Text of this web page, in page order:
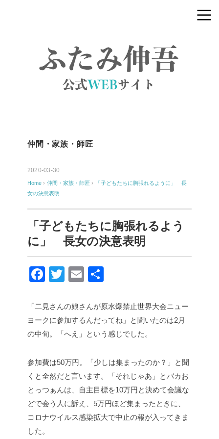
仲間・家族・師匠
2020-03-30
Home › 仲間・家族・師匠 ›
「子どもたちに胸張れるように」 長
女の決意表明
「子どもたちに胸張れるよう
に」 長女の決意表明
F
c
e
b
o
k
T
tt
er
E
ail
「二見さんの娘さんが原水爆禁止世界大会ニュー
ヨークに参加するんだってね」と聞いたのは2月
の中旬。「へえ」という感じでした。
参加費は50万円。「少しは集まったのか？」と聞
くと全然だと言います。「それじゃあ」とバカお
とっつぁんは、自主目標を10万円と決めて会議な
どで会う人に訴え、5万円ほど集まったときに、
コロナウイルス感染拡大で中止の報が入ってきま
した。